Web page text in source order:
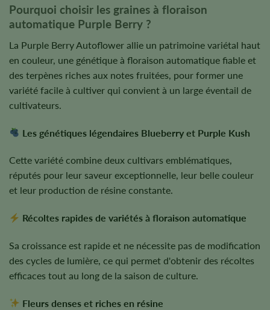
Pourquoi choisir les graines à floraison
automatique Purple Berry ?
La Purple Berry Autoflower allie un patrimoine variétal haut
en couleur, une génétique à floraison automatique fiable et
des terpènes riches aux notes fruitées, pour former une
variété facile à cultiver qui convient à un large éventail de
cultivateurs.
Les génétiques légendaires Blueberry et Purple Kush
Cette variété combine deux cultivars emblématiques,
réputés pour leur saveur exceptionnelle, leur belle couleur
et leur production de résine constante.
Récoltes rapides de variétés à floraison automatique
Sa croissance est rapide et ne nécessite pas de modification
des cycles de lumière, ce qui permet d'obtenir des récoltes
efficaces tout au long de la saison de culture.
Fleurs denses et riches en résine